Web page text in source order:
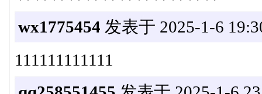
wx1775454 发表于 2025-1-6
111111111111